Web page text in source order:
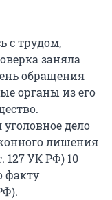
с трудом,
заняла
обращения
органы из его
дело
лишения
127 УК РФ) 10
факту